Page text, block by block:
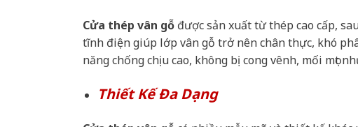
Cửa thép vân gỗ được sản xuất từ thép cao cấp,
tĩnh điện giúp lớp vân gỗ trở nên chân thực, khó
năng chống chịu cao, không bị cong vênh, mối mọt
Thiết Kế Đa Dạng